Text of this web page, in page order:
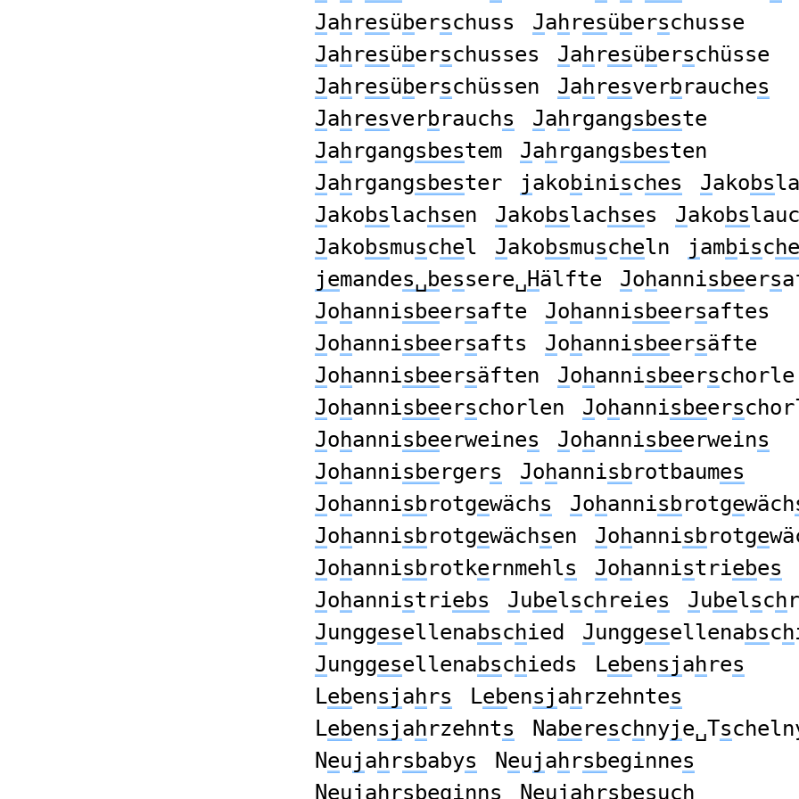
Jahresüberschuss Jahresüberschusse
Jahresüberschusses Jahresüberschüsse
Jahresüberschüssen Jahresverbrauches
Jahresverbrauchs Jahrgangsbeste
Jahrgangsbestem Jahrgangsbesten
Jahrgangsbester jakobinisches Jakobs
Jakobslachsen Jakobslachses Jakobslauc
Jakobsmuschel Jakobsmuscheln jambisc
jemandes␣bessere␣Hälfte Johannisbeers
Johannisbeersafte Johannisbeersaftes
Johannisbeersafts Johannisbeersäfte
Johannisbeersäften Johannisbeerschorle
Johannisbeerschorlen Johannisbeers
Johannisbeerweines Johannisbeerweins
Johannisbergers Johannisbrotbaumes
Johannisbrotgewächs Johannisbrotgewäch
Johannisbrotgewächsen Johannisbrotge
Johannisbrotkernmehls Johannistriebes
Johannistriebs Jubelschreies Jubelsch
Junggesellenabschied Junggesellenabsch
Junggesellenabschieds Lebensjahres
Lebensjahrs Lebensjahrzehntes
Lebensjahrzehnts Nabereschnyje␣Ts
Neujahrsbabys Neujahrsbeginnes
Neujahrsbeginns Neujahrsbesuch